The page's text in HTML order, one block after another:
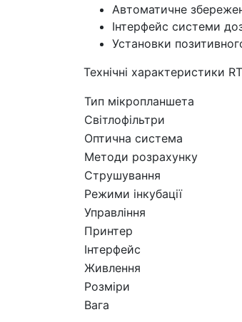
Автоматичне
Інтерфейс системи
Установки
Технічні характеристики
Тип мікропланшета
Світлофільтри
Оптична система
Методи розрахунку
Струшування
Режими інкубації
Управління
Принтер
Інтерфейс
Живлення
Розміри
Вага